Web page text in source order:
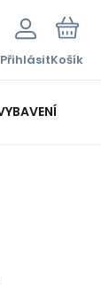
PřihlásitKošík